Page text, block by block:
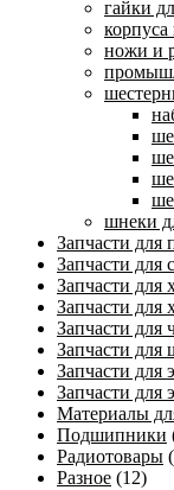
гайки
ножи и
шнеки
Запчасти для
Запчасти для
Запчасти для
Запчасти для
Запчасти для
Запчасти
Запчасти для
Запчасти для
Материалы
Подшипники
Радиотовары
Разное (12)